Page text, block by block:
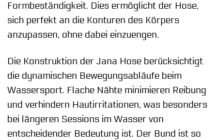
Formbeständigkeit. Dies ermöglicht der Hose,
sich perfekt an die Konturen des Körpers
anzupassen, ohne dabei einzuengen.
Die Konstruktion der Jana Hose berücksichtigt
die dynamischen Bewegungsabläufe beim
Wassersport. Flache Nähte minimieren Reibung
und verhindern Hautirritationen, was besonders
bei längeren Sessions im Wasser von
entscheidender Bedeutung ist. Der Bund ist so